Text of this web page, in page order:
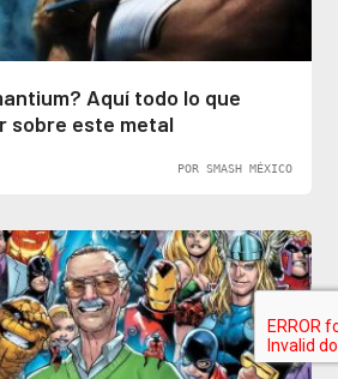
Aquí todo lo que
sobre este metal
POR SMASH MÉXICO